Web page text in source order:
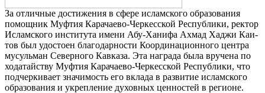
За отлич­ные дости­же­ния в сфе­ре ислам­ско­го обра­зо­ва­ния
помощ­ник Муф­тия Кара­чае­во-Чер­кес­ской Рес­пуб­ли­ки, рек­тор
Ислам­ско­го инсти­ту­та име­ни Абу-Хани­фа Ахмад Хаджи Каи­
тов был удо­сто­ен бла­го­дар­но­сти Коор­ди­на­ци­он­но­го цен­тра
мусуль­ман Север­но­го Кав­ка­за. Эта награ­да была вру­че­на по
хода­тай­ству Муф­тия Кара­чае­во-Чер­кес­ской Рес­пуб­ли­ки, что
под­чер­ки­ва­ет зна­чи­мость его вкла­да в раз­ви­тие ислам­ско­го
обра­зо­ва­ния и укреп­ле­ние духов­ных цен­но­стей в реги­оне.